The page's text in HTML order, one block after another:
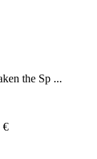
the Sp ...
€